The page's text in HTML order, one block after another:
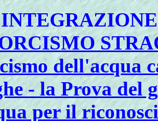
dell'acqua
- la Prova del
per il